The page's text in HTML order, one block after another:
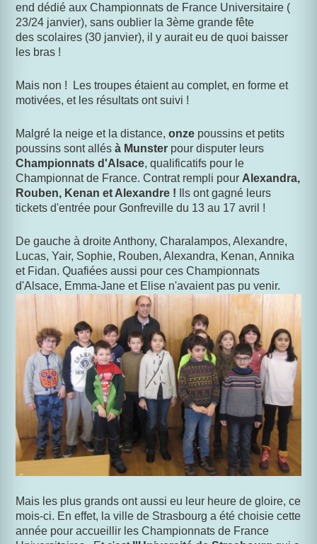
end dédié aux Championnats de France Universitaire (
23/24 janvier), sans oublier la 3ème grande fête
des scolaires (30 janvier), il y aurait eu de quoi baisser
les bras !
Mais non ! Les troupes étaient au complet, en forme et
motivées, et les résultats ont suivi !
Malgré la neige et la distance, onze poussins et petits
poussins sont allés à Munster pour disputer leurs
Championnats d'Alsace, qualificatifs pour le
Championnat de France. Contrat rempli pour Alexandra,
Rouben, Kenan et Alexandre ! Ils ont gagné leurs
tickets d'entrée pour Gonfreville du 13 au 17 avril !
De gauche à droite Anthony, Charalampos, Alexandre,
Lucas, Yair, Sophie, Rouben, Alexandra, Kenan, Annika
et Fidan. Quafiées aussi pour ces Championnats
d'Alsace, Emma-Jane et Elise n'avaient pas pu venir.
Mais les plus grands ont aussi eu leur heure de gloire, ce
mois-ci. En effet, la ville de Strasbourg a été choisie cette
année pour accueillir les Championnats de France